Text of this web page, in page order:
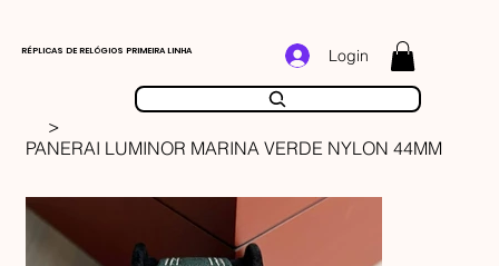
RÉPLICAS DE RELÓGIOS PRIMEIRA LINHA Login
>
PANERAI LUMINOR MARINA VERDE NYLON 44MM